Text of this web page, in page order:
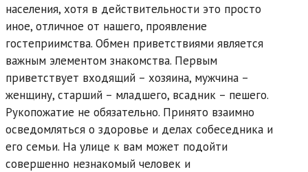
населения, хотя в действительности это просто
иное, отличное от нашего, проявление
гостеприимства. Обмен приветствиями является
важным элементом знакомства. Первым
приветствует входящий – хозяина, мужчина –
женщину, старший – младшего, всадник – пешего.
Рукопожатие не обязательно. Принято взаимно
осведомляться о здоровье и делах собеседника и
его семьи. На улице к вам может подойти
совершенно незнакомый человек и